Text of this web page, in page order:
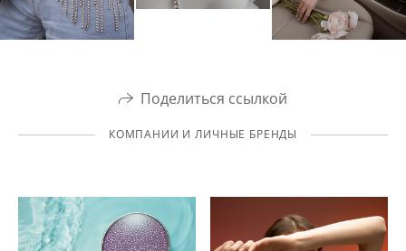
Поделиться ссылкой
КОМПАНИИ И ЛИЧНЫЕ БРЕНДЫ